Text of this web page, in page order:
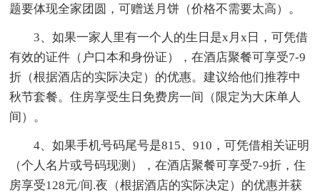
题要体现全家团圆，可赠送月饼（价格不需要太高）。
3、如果一家人里有一个人的生日是x月x日，可凭借
有效的证件（户口本和身份证），在酒店聚餐可享受7-9
折（根据酒店的实际决定）的优惠。建议给他们推荐中
秋节套餐。住房享受生日免费房一间（限定为大床单人
间）。
4、如果手机号码尾号是815、910，可凭借相关证明
（个人名片或号码现测），在酒店聚餐可享受7-9折，住
房享受128元/间.夜（根据酒店的实际决定）的优惠并获